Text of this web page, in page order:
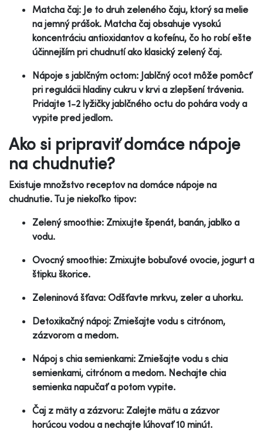
Matcha čaj: Je to druh zeleného čaju, ktorý sa melie
na jemný prášok. Matcha čaj obsahuje vysokú
koncentráciu antioxidantov a kofeínu, čo ho robí ešte
účinnejším pri chudnutí ako klasický zelený čaj.
Nápoje s jablčným octom: Jablčný ocot môže pomôcť
pri regulácii hladiny cukru v krvi a zlepšení trávenia.
Pridajte 1-2 lyžičky jablčného octu do pohára vody a
vypite pred jedlom.
Ako si pripraviť domáce nápoje
na chudnutie?
Existuje množstvo receptov na domáce nápoje na
chudnutie. Tu je niekoľko tipov:
Zelený smoothie: Zmixujte špenát, banán, jablko a
vodu.
Ovocný smoothie: Zmixujte bobuľové ovocie, jogurt a
štipku škorice.
Zeleninová šťava: Odšťavte mrkvu, zeler a uhorku.
Detoxikačný nápoj: Zmiešajte vodu s citrónom,
zázvorom a medom.
Nápoj s chia semienkami: Zmiešajte vodu s chia
semienkami, citrónom a medom. Nechajte chia
semienka napučať a potom vypite.
Čaj z mäty a zázvoru: Zalejte mätu a zázvor
horúcou vodou a nechajte lúhovať 10 minút.